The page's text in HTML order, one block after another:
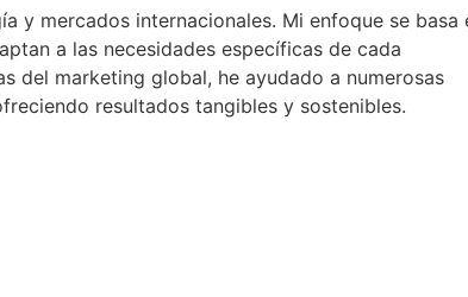
y mercados internacionales. Mi enfoque se basa
a las necesidades específicas de cada
del marketing global, he ayudado a numerosas
resultados tangibles y sostenibles.